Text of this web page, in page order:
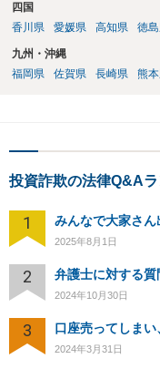
必要があるわけです。 上
確に説明できているかど
ントになるでしょう。
四国
香川県
愛媛県 高知県 徳
九州・沖縄
福岡県
佐賀県 長崎県 熊
投資詐欺の法律Q&A
1 みんなで大家さ
2025年8月1日
2 弁護士に対する質
2024年10月30日
3 口座売ってしまい
2024年3月31日